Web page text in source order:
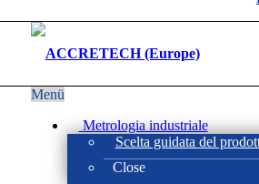
Menü
Metrologia industriale
Scelta guidata del
Close